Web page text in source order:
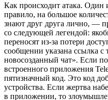
Как происходит атака. Один
правило, на большое
знают друг друга лично, —
со следующей легендой:
переносят из-за потери
сообщении указана ссылка с
новосозданный чат». Если
встроенного приложения
пятизначный код. Это код
устройства. Если жертва
в приложении, то